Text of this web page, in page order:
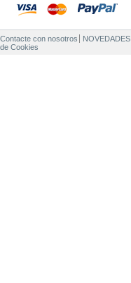
Contacte con nosotros NOVEDADES
de Cookies